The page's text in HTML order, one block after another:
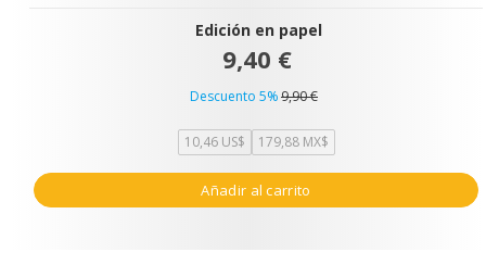
Edición en papel
9,40 €
Descuento 5%9,90 €
10,46 US$ 179,88 MX$
Añadir al carrito